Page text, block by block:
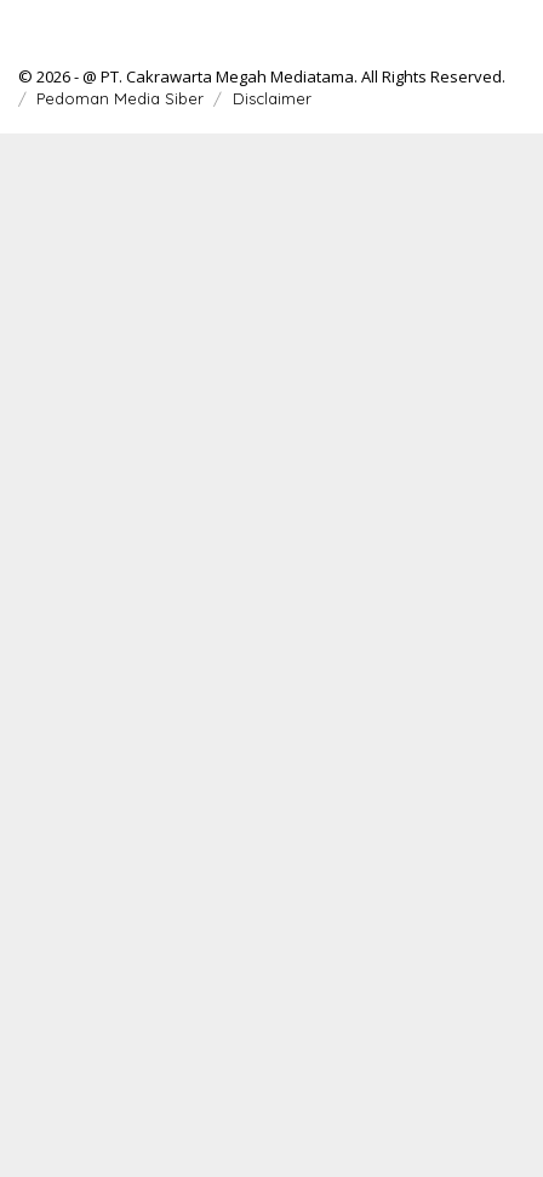
© 2026 - @ PT. Cakrawarta Megah Mediatama. All Rights Reserved.
Pedoman Media Siber Disclaimer